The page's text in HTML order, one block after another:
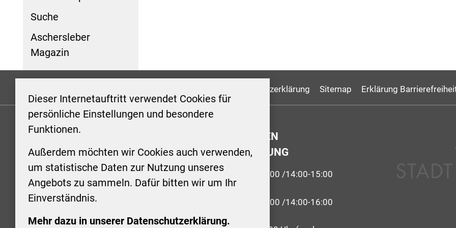
Dieser Internetauftritt verwendet Cookies für
persönliche Einstellungen und besondere
Funktionen.
Außerdem möchten wir Cookies auch verwenden,
um statistische Daten zur Nutzung unseres
Angebots zu sammeln. Dafür bitten wir um Ihr
Einverständnis.
Mehr dazu in unserer Datenschutzerklärung.
Suche
Aschersleber
Magazin
Datenschutzerklärung Sitemap Erklärung
KONTAKT
Stadt Aschersleben
Markt 1
06449 Aschersleben
+49 3473 958-0
ÖFFNUNGSZEITEN
STADTVERWALTUNG
Montag: 09:00-12:00 /14:00-15:00
Uhr
Dienstag: 09:00-12:00 /14:00-16:00
Uhr